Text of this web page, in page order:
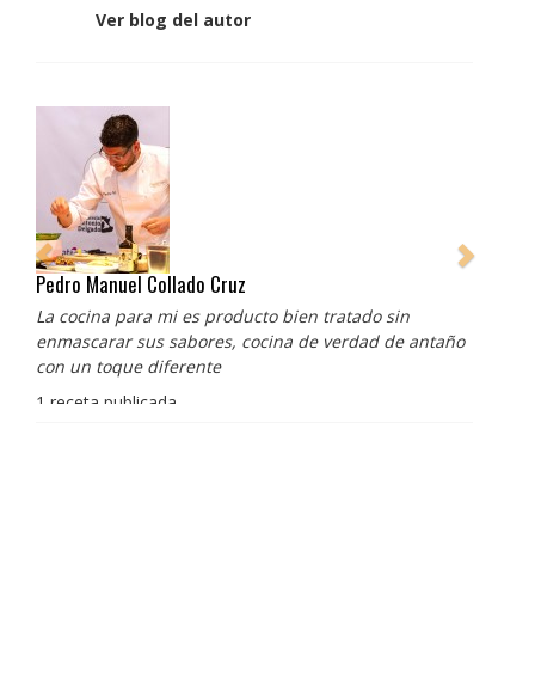
Ver blog del autor
Pedro Manuel Collado Cruz
La cocina para mi es producto bien tratado sin
enmascarar sus sabores, cocina de verdad de antaño
con un toque diferente
1 receta publicada